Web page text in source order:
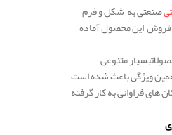
صنعتی به شکل و فرم
فروش این محصول آماده
متنوعی
ویژگی باعث شده است
های فراوانی به کار گرفته